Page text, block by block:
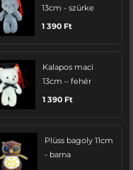
13cm - szürke
1 390 Ft
Kalapos maci
13cm – fehér
1 390 Ft
Plüss bagoly 11cm
- barna